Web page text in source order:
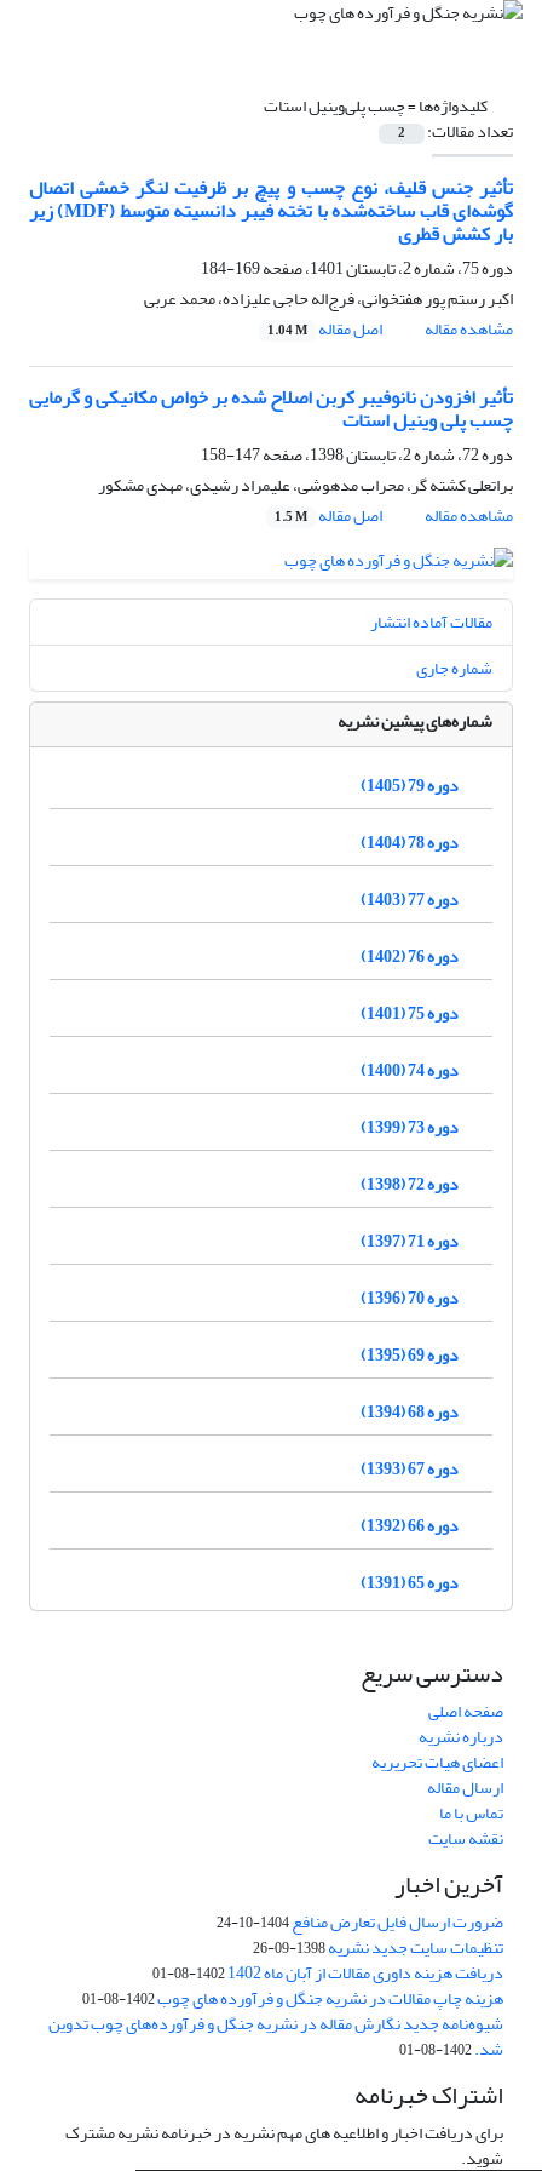
کلیدواژه‌ها =چسب پلی‌وینیل استات
تعداد مقالات: 2
تأثیر جنس قلیف، نوع چسب و پیچ بر ظرفیت لنگر خمشی اتصال
گوشه‌ای قاب ساخته‌شده با تخته ‌فیبر دانسیته متوسط (MDF) زیر
بار کشش قطری
دوره 75، شماره 2، تابستان 1401، صفحه
169-184
اکبر رستم پور هفتخوانی، فرج‌‌اله حاجی علیزاده، محمد عربی
مشاهده مقاله
اصل مقاله 1.04 M
تأثیر افزودن نانوفیبر کربن اصلاح شده بر خواص مکانیکی و گرمایی
چسب پلی وینیل استات
دوره 72، شماره 2، تابستان 1398، صفحه
147-158
براتعلی کشته گر، محراب مدهوشی، علیمراد رشیدی، مهدی مشکور
مشاهده مقاله
اصل مقاله 1.5 M
مقالات آماده انتشار
شماره جاری
شماره‌های پیشین نشریه
دوره 79 (1405)
دوره 78 (1404)
دوره 77 (1403)
دوره 76 (1402)
دوره 75 (1401)
دوره 74 (1400)
دوره 73 (1399)
دوره 72 (1398)
دوره 71 (1397)
دوره 70 (1396)
دوره 69 (1395)
دوره 68 (1394)
دوره 67 (1393)
دوره 66 (1392)
دوره 65 (1391)
دسترسی سریع
صفحه اصلی
درباره نشریه
اعضای هیات تحریریه
ارسال مقاله
تماس با ما
نقشه سایت
آخرین اخبار
ضرورت ارسال فایل تعارض منافع1404-10-24
تنظیمات سایت جدید نشریه1398-09-26
دریافت هزینه داوری مقالات از آبان ماه 1402 1402-08-01
هزینه چاپ مقالات در نشریه جنگل و فرآورده های چوب1402-08-01
شیوه‌نامه جدید نگارش مقاله در نشریه جنگل و فرآورده‌های چوب تدوین
شد.1402-08-01
اشتراک خبرنامه
برای دریافت اخبار و اطلاعیه های مهم نشریه در خبرنامه نشریه مشترک
شوید.